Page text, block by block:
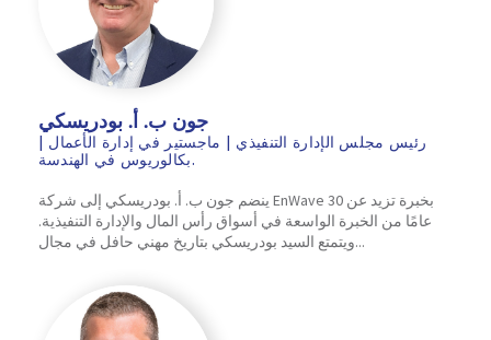
جون ب. أ. بودريسكي
رئيس مجلس الإدارة التنفيذي | ماجستير في إدارة الأعمال |
بكالوريوس في الهندسة.
ينضم جون ب. أ. بودريسكي إلى شركة EnWave بخبرة تزيد عن 30
عامًا من الخبرة الواسعة في أسواق رأس المال والإدارة التنفيذية.
ويتمتع السيد بودريسكي بتاريخ مهني حافل في مجال...